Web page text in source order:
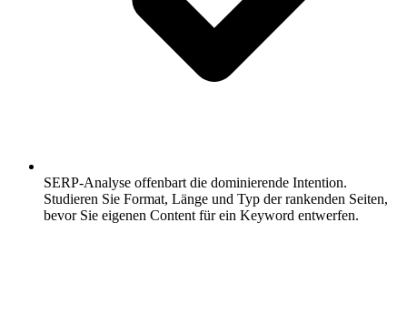
SERP-Analyse offenbart die dominierende Intention.
Studieren Sie Format, Länge und Typ der rankenden Seiten,
bevor Sie eigenen Content für ein Keyword entwerfen.